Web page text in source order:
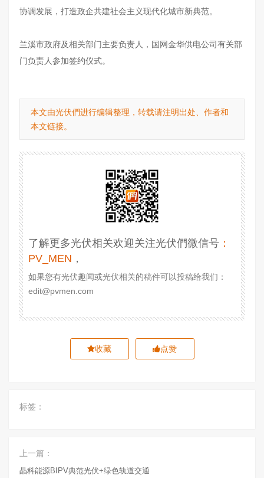
协调发展，打造政企共建社会主义现代化城市新典范。
兰溪市政府及相关部门主要负责人，国网金华供电公司有关部
门负责人参加签约仪式。
本文由光伏們进行编辑整理，转载请注明出处、作者和
本文链接。
了解更多光伏相关欢迎关注光伏們微信号 ：
PV_MEN ，
如果您有光伏趣闻或光伏相关的稿件可以投稿给我们：
edit@pvmen.com
收藏 点赞
标签：
上一篇：
晶科能源BIPV典范光伏+绿色轨道交通